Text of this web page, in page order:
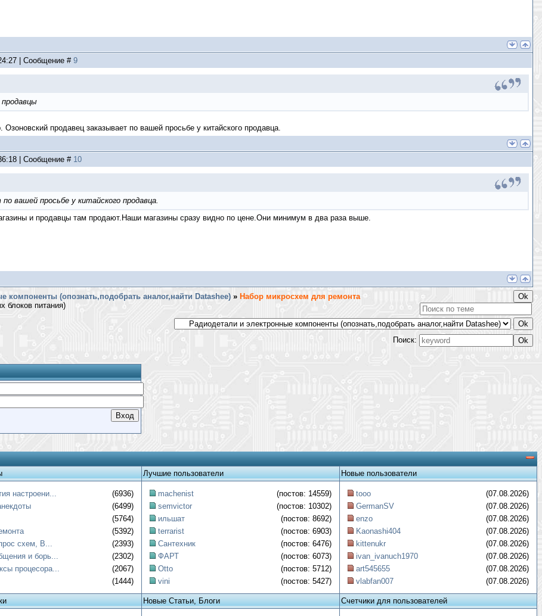
| Сообщение # 9
продавец заказывает по вашей просьбе у китайского продавца.
| Сообщение # 10
вашей просьбе у китайского продавца.
и продавцы там продают.Наши магазины сразу видно по цене.Они минимум в два раза выше.
компоненты (опознать,подобрать аналог,найти Datashee) » Набор микросхем для ремонта
блоков питания)
Поиск:
Лучшие пользователи Новые пользователи
настроени...
(6936)
(6499)
(5764)
(5392)
схем, B...
(2393)
и борь...
(2302)
процесора...
(2067)
(1444)
machenist
(постов: 14559)
semvictor
(постов: 10302)
ильшат
(постов: 8692)
terrarist
(постов: 6903)
Сантехник
(постов: 6476)
ФАРТ
(постов: 6073)
Otto
(постов: 5712)
vini
(постов: 5427)
tooo
(07.08.2026)
GermanSV
(07.08.2026)
enzo
(07.08.2026)
Kaonashi404
(07.08.2026)
kittenukr
(07.08.2026)
ivan_ivanuch1970
(07.08.2026)
art545655
(07.08.2026)
vlabfan007
(07.08.2026)
Новые Статьи, Блоги Счетчики для пользователей